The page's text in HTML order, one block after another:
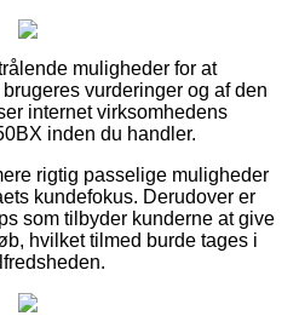
muligheder for at
vurderinger og af den
internet virksomhedens
inden du handler.
rigtig passelige muligheder
kundefokus. Derudover er
som tilbyder kunderne at give
hvilket tilmed burde tages i